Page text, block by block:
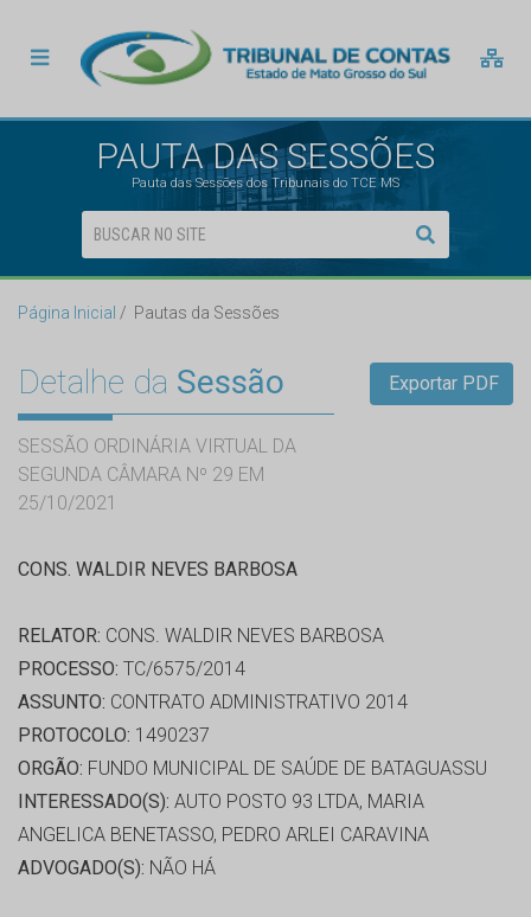
PAUTA DAS SESSÕES
Pauta das Sessões dos Tribunais do TCE MS
Página Inicial Pautas da Sessões
Detalhe da Sessão
SESSÃO ORDINÁRIA VIRTUAL DA
SEGUNDA CÂMARA Nº 29 EM
25/10/2021
Exportar PDF
CONS. WALDIR NEVES BARBOSA
RELATOR: CONS. WALDIR NEVES BARBOSA
PROCESSO: TC/6575/2014
ASSUNTO: CONTRATO ADMINISTRATIVO 2014
PROTOCOLO: 1490237
ORGÃO: FUNDO MUNICIPAL DE SAÚDE DE BATAGUASSU
INTERESSADO(S): AUTO POSTO 93 LTDA, MARIA
ANGELICA BENETASSO, PEDRO ARLEI CARAVINA
ADVOGADO(S): NÃO HÁ